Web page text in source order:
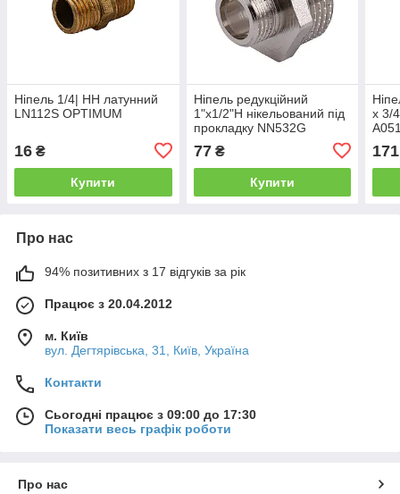
Ніпель 1/4| НН латунний
LN112S OPTIMUM
16 ₴
Купити
Ніпель редукційний
1"х1/2"Н нікельований під
прокладку NN532G
77₴
Купити
х 3/
171
Про нас
94% позитивних з 17 відгуків за рік
Працює з 20.04.2012
м. Київ
вул. Дегтярівська, 31, Київ, Україна
Контакти
Сьогодні працює з 09:00 до 17:30
Показати весь графік роботи
Про нас